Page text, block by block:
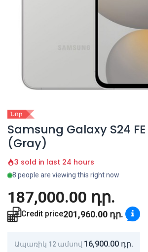
Նոր
Samsung Galaxy S24
(Gray)
3 sold in last 24 hours
8 people are viewing this right now
187,000.00 դր.
Credit price201,960.00 դր.
Ապառիկ 12 ամսով 16,900.00 դր.